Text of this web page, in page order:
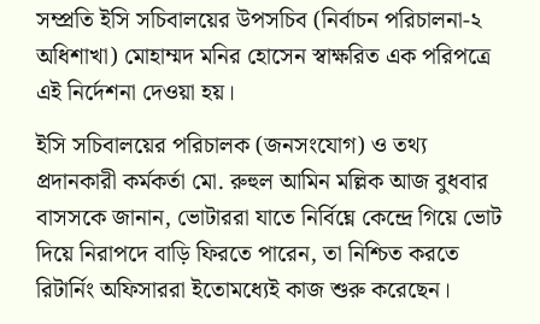
সম্প্রতি ইসি সচিবালয়ের উপসচিব (নির্বাচন পরিচালনা-২
অধিশাখা) মোহাম্মদ মনির হোসেন স্বাক্ষরিত এক পরিপত্রে
এই নির্দেশনা দেওয়া হয়।
ইসি সচিবালয়ের পরিচালক (জনসংযোগ) ও তথ্য
প্রদানকারী কর্মকর্তা মো. রুহুল আমিন মল্লিক আজ বুধবার
বাসসকে জানান, ভোটাররা যাতে নির্বিঘ্নে কেন্দ্রে গিয়ে ভোট
দিয়ে নিরাপদে বাড়ি ফিরতে পারেন, তা নিশ্চিত করতে
রিটার্নিং অফিসাররা ইতোমধ্যেই কাজ শুরু করেছেন।